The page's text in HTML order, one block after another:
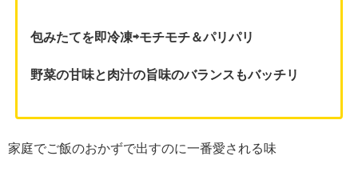
包みたてを即冷凍⇨モチモチ＆パリパリ
野菜の甘味と肉汁の旨味のバランスもバッチリ
家庭でご飯のおかずで出すのに一番愛される味